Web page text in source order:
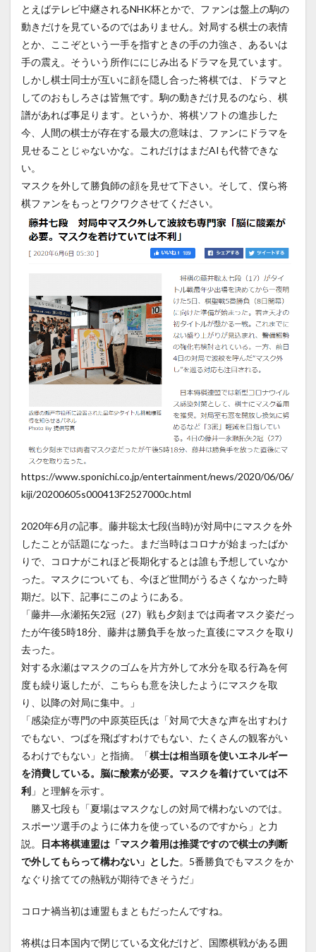
とえばテレビ中継されるNHK杯とかで、ファンは盤上の駒の
動きだけを見ているのではありません。対局する棋士の表情
とか、ここぞという一手を指すときの手の力強さ、あるいは
手の震え。そういう所作ににじみ出るドラマを見ています。
しかし棋士同士が互いに顔を隠し合った将棋では、ドラマと
してのおもしろさは皆無です。駒の動きだけ見るのなら、棋
譜があれば事足ります。というか、将棋ソフトの進歩した
今、人間の棋士が存在する最大の意味は、ファンにドラマを
見せることじゃないかな。これだけはまだAIも代替できな
い。
マスクを外して勝負師の顔を見せて下さい。そして、僕ら将
棋ファンをもっとワクワクさせてください。
https://www.sponichi.co.jp/entertainment/news/2020/06/06/
kiji/20200605s000413F2527000c.html
2020年6月の記事。藤井聡太七段(当時)が対局中にマスクを外
したことが話題になった。まだ当時はコロナが始まったばか
りで、コロナがこれほど長期化するとは誰も予想していなか
った。マスクについても、今ほど世間がうるさくなかった時
期だ。以下、記事にこのようにある。
「藤井―永瀬拓矢2冠（27）戦も夕刻までは両者マスク姿だっ
たが午後5時18分、藤井は勝負手を放った直後にマスクを取り
去った。
対する永瀬はマスクのゴムを片方外して水分を取る行為を何
度も繰り返したが、こちらも意を決したようにマスクを取
り、以降の対局に集中。」
「感染症が専門の中原英臣氏は「対局で大きな声を出すわけ
でもない、つばを飛ばすわけでもない、たくさんの観客がい
るわけでもない」と指摘。「棋士は相当頭を使いエネルギー
を消費している。脳に酸素が必要。マスクを着けていては不
利 」と理解を示す。
勝又七段も「夏場はマスクなしの対局で構わないのでは。
スポーツ選手のように体力を使っているのですから」と力
説。
日本将棋連盟は「マスク着用は推奨ですので棋士の判断
で外してもらって構わない」とした。5番勝負でもマスクをか
なぐり捨てての熱戦が期待できそうだ」
コロナ禍当初は連盟もまともだったんですね。
将棋は日本国内で閉じている文化だけど、国際棋戦がある囲